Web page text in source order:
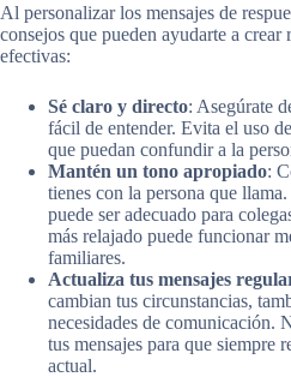
Al personalizar los mensajes de
consejos que pueden ayudarte a crear
efectivas:
Sé claro y directo: Asegúrate
fácil de entender. Evita el uso
que puedan confundir a la
Mantén un tono apropiado:
tienes con la persona que
puede ser adecuado para
más relajado puede funcionar
familiares.
Actualiza tus mensajes
cambian tus circunstancias,
necesidades de comunicación.
tus mensajes para que siempre
actual.